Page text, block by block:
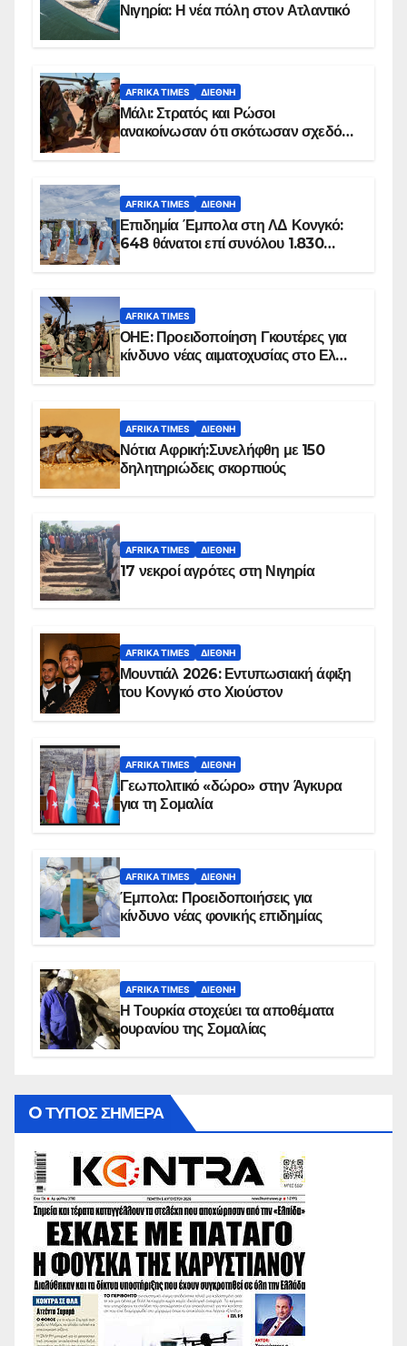
Νιγηρία: Η νέα πόλη στον Ατλαντικό
AFRIKA TIMES ΔΙΕΘΝΉ
Μάλι: Στρατός και Ρώσοι
ανακοίνωσαν ότι σκότωσαν σχεδόν
AFRIKA TIMES ΔΙΕΘΝΉ
Επιδημία Έμπολα στη ΛΔ Κονγκό:
648 θάνατοι επί συνόλου 1.830
AFRIKA TIMES
ΟΗΕ: Προειδοποίηση Γκουτέρες για
κίνδυνο νέας αιματοχυσίας στο Ελ
AFRIKA TIMES ΔΙΕΘΝΉ
Νότια Αφρική:Συνελήφθη με 150
δηλητηριώδεις σκορπιούς
AFRIKA TIMES ΔΙΕΘΝΉ
17 νεκροί αγρότες στη Νιγηρία
AFRIKA TIMES ΔΙΕΘΝΉ
Μουντιάλ 2026: Εντυπωσιακή άφιξη
του Κονγκό στο Χιούστον
AFRIKA TIMES ΔΙΕΘΝΉ
Γεωπολιτικό «δώρο» στην Άγκυρα
για τη Σομαλία
AFRIKA TIMES ΔΙΕΘΝΉ
Έμπολα: Προειδοποιήσεις για
κίνδυνο νέας φονικής επιδημίας
AFRIKA TIMES ΔΙΕΘΝΉ
Η Τουρκία στοχεύει τα αποθέματα
ουρανίου της Σομαλίας
O ΤΥΠΟΣ ΣΗΜΕΡΑ